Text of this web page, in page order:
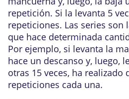
repetición. Si la levanta 5
repeticiones. Las series son
que hace determinada
Por ejemplo, si levanta la
hace un descanso y, luego,
otras 15 veces, ha realizado
repeticiones cada una.